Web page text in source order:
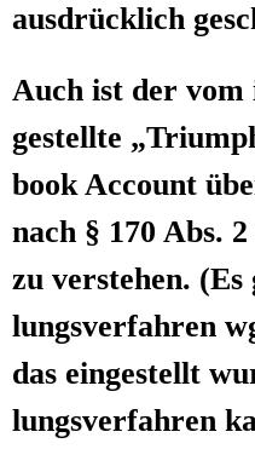
aus­drück­lich
Auch ist der vom
gestell­te
book Account
nach § 170 Abs.
zu ver­ste­hen.
lungs­ver­fah­ren
das ein­ge­stellt
lungs­ver­fah­ren